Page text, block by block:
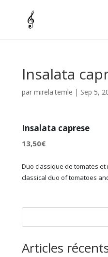
Insalata
par mirela.temle | Sep 5,
Insalata caprese
13,50€
Duo classique de tomates
classical duo of tomatoes
Articles